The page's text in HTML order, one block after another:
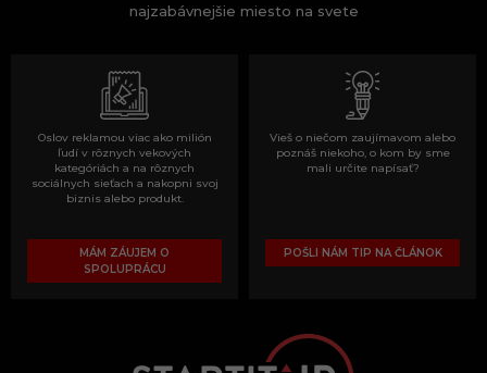
najzabávnejšie miesto na svete
Oslov reklamou viac ako milión
ľudí v rôznych vekových
kategóriách a na rôznych
sociálnych sieťach a nakopni svoj
biznis alebo produkt.
MÁM ZÁUJEM O
SPOLUPRÁCU
Vieš o niečom zaujímavom alebo
poznáš niekoho, o kom by sme
mali určite napísať?
POŠLI NÁM TIP NA ČLÁNOK